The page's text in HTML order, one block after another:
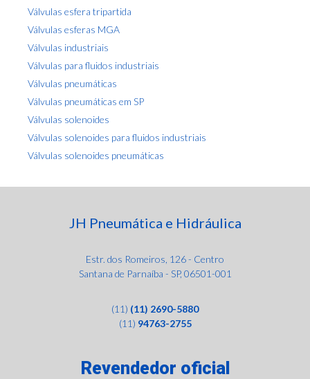
Válvulas esfera tripartida
Válvulas esferas MGA
Válvulas industriais
Válvulas para fluidos industriais
Válvulas pneumáticas
Válvulas pneumáticas em SP
Válvulas solenoides
Válvulas solenoides para fluidos industriais
Válvulas solenoides pneumáticas
JH Pneumática e Hidráulica
Estr. dos Romeiros, 126 - Centro
Santana de Parnaíba - SP, 06501-001
(11) (11) 2690-5880
(11) 94763-2755
Revendedor oficial